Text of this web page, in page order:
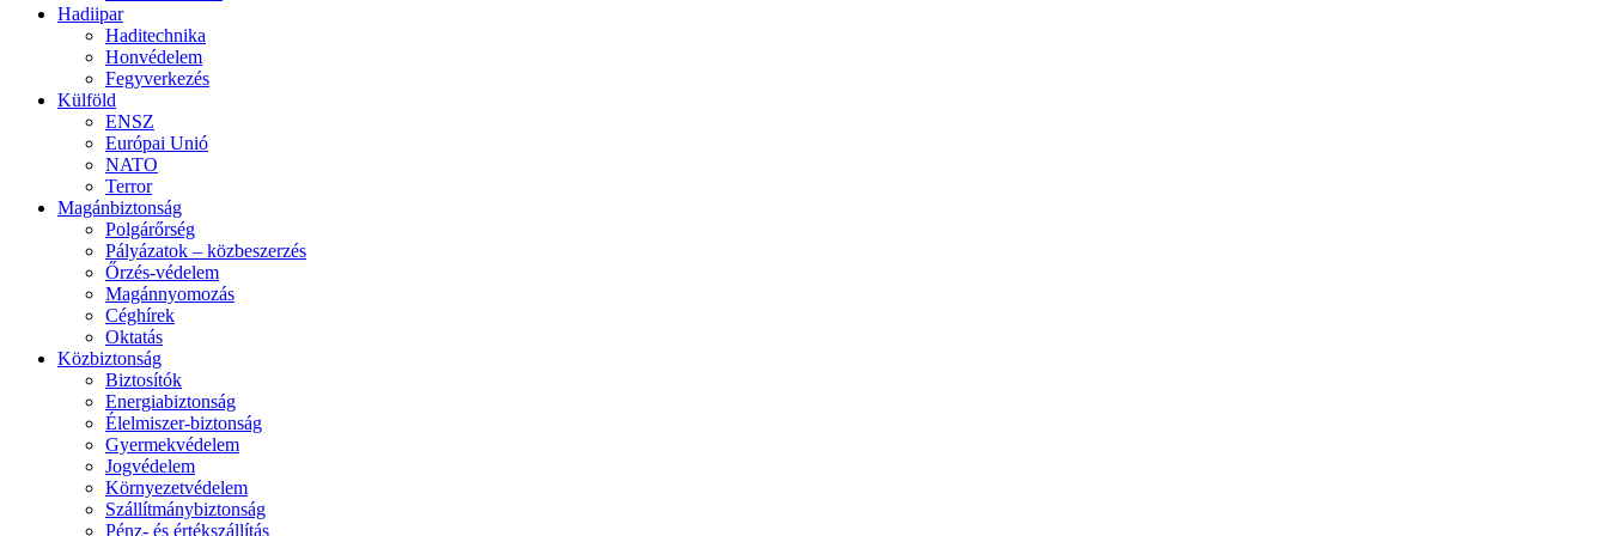
Hadiipar
Haditechnika
Honvédelem
Fegyverkezés
Külföld
ENSZ
Európai Unió
NATO
Terror
Magánbiztonság
Polgárőrség
Pályázatok – közbeszerzés
Őrzés-védelem
Magánnyomozás
Céghírek
Oktatás
Közbiztonság
Biztosítók
Energiabiztonság
Élelmiszer-biztonság
Gyermekvédelem
Jogvédelem
Környezetvédelem
Szállítmánybiztonság
Pénz- és értékszállítás